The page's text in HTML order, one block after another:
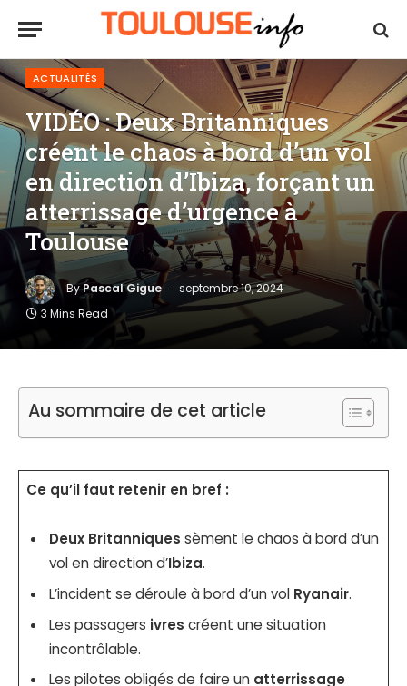
ACTUALITÉS
VIDÉO : Deux Britanniques
créent le chaos à bord d’un vol
en direction d’Ibiza, forçant un
atterrissage d’urgence à
Toulouse
ByPascal Gigue
septembre 10, 2024
3 Mins Read
Au sommaire de cet article
Ce qu’il faut retenir en bref :
Deux Britanniques sèment le chaos à bord d’un
vol en direction d’Ibiza.
L’incident se déroule à bord d’un vol Ryanair.
Les passagers ivres créent une situation
incontrôlable.
Les pilotes obligés de faire un atterrissage